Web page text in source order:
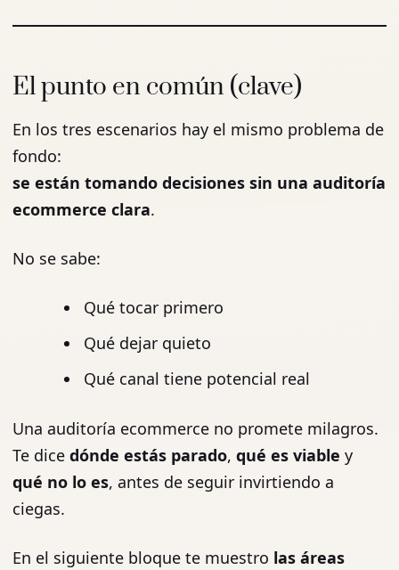
El punto en común (clave)
En los tres escenarios hay el mismo problema de
fondo:
se están tomando decisiones sin una auditoría
ecommerce clara.
No se sabe:
Qué tocar primero
Qué dejar quieto
Qué canal tiene potencial real
Una auditoría ecommerce no promete milagros.
Te dice dónde estás parado, qué es viable y
qué no lo es, antes de seguir invirtiendo a
ciegas.
En el siguiente bloque te muestro las áreas